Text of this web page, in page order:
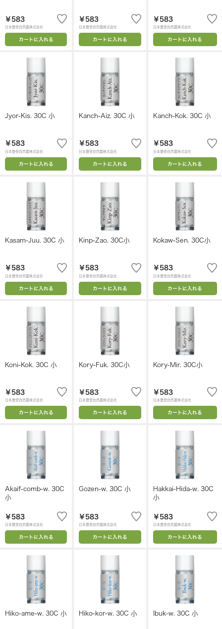
￥583
日本豊受自然農株式会社
カートに入れる
￥583
日本豊受自然農株式会社
カートに入れる
￥583
日本豊受自然農株式会社
カートに入れる
Jyor-Kis. 30C 小
￥583
日本豊受自然農株式会社
カートに入れる
Kanch-Aiz. 30C 小
￥583
日本豊受自然農株式会社
カートに入れる
Kanch-Kok. 30C 小
￥583
日本豊受自然農株式会社
カートに入れる
Kasam-Juu. 30C 小
￥583
日本豊受自然農株式会社
カートに入れる
Kinp-Zao. 30C小
￥583
日本豊受自然農株式会社
カートに入れる
Kokaw-Sen. 30C小
￥583
日本豊受自然農株式会社
カートに入れる
Koni-Kok. 30C 小
￥583
日本豊受自然農株式会社
カートに入れる
Kory-Fuk. 30C小
￥583
日本豊受自然農株式会社
カートに入れる
Kory-Mir. 30C小
￥583
日本豊受自然農株式会社
カートに入れる
Akaif-comb-w. 30C
小
￥583
日本豊受自然農株式会社
カートに入れる
Gozen-w. 30C 小
￥583
日本豊受自然農株式会社
カートに入れる
Hakkai-Hida-w. 30C
小
￥583
日本豊受自然農株式会社
カートに入れる
Hiko-ame-w. 30C 小 Hiko-kor-w. 30C 小 Ibuk-w. 30C 小